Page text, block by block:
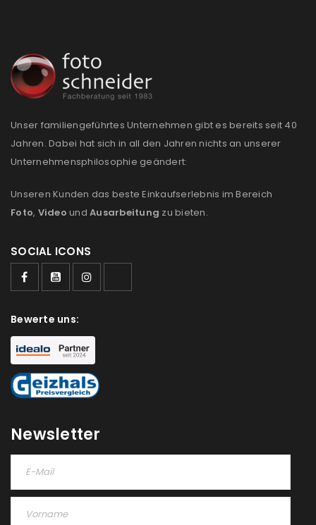
Unser familiengeführtes Unternehmen gibt es bereits seit 40
Jahren. Dabei hat sich in all den Jahren nichts an unserer
Unternehmensphilosophie geändert:
Unseren Kunden das beste Einkaufserlebnis im Bereich
Foto, Video und Ausarbeitung zu bieten.
SOCIAL ICONS
Bewerte uns:
Newsletter